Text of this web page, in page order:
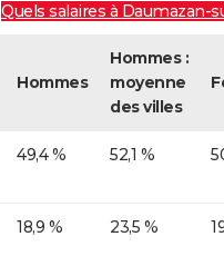
Quels salaires à Daumazan-
Hommes
Hommes :
moyenne
des villes
49,4 % 52,1 %
18,9 % 23,5 %